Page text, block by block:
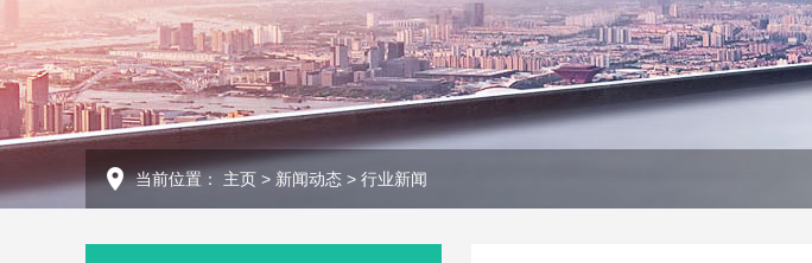
当前位置： 主页 > 新闻动态 > 行业新闻